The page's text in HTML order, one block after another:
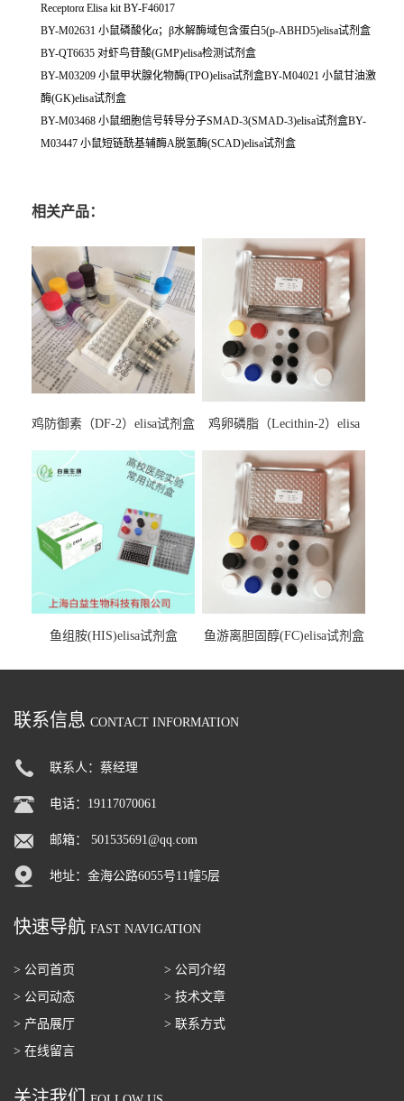
Receptorα Elisa kit BY-F46017
BY-M02631 小鼠磷酸化α；β水解酶域包含蛋白5(p-ABHD5)elisa试剂盒
BY-QT6635 对虾鸟苷酸(GMP)elisa检测试剂盒
BY-M03209 小鼠甲状腺化物酶(TPO)elisa试剂盒BY-M04021 小鼠甘油激
酶(GK)elisa试剂盒
BY-M03468 小鼠细胞信号转导分子SMAD-3(SMAD-3)elisa试剂盒BY-
M03447 小鼠短链酰基辅酶A脱氢酶(SCAD)elisa试剂盒
相关产品：
鸡防御素（DF-2）elisa试剂盒
鸡卵磷脂（Lecithin-2）elisa
鱼组胺(HIS)elisa试剂盒 鱼游离胆固醇(FC)elisa试剂盒
联系信息 CONTACT INFORMATION
联系人：蔡经理
电话：19117070061
邮箱： 501535691@qq.com
地址：金海公路6055号11幢5层
快速导航 FAST NAVIGATION
> 公司首页
> 公司介绍
> 公司动态
> 技术文章
> 产品展厅
> 联系方式
> 在线留言